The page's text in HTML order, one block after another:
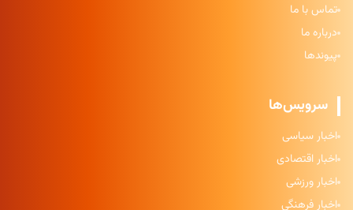
تماس با ما
درباره ما
پیوندها
سرویس‌ها
اخبار سیاسی
اخبار اقتصادی
اخبار ورزشی
اخبار فرهنگی